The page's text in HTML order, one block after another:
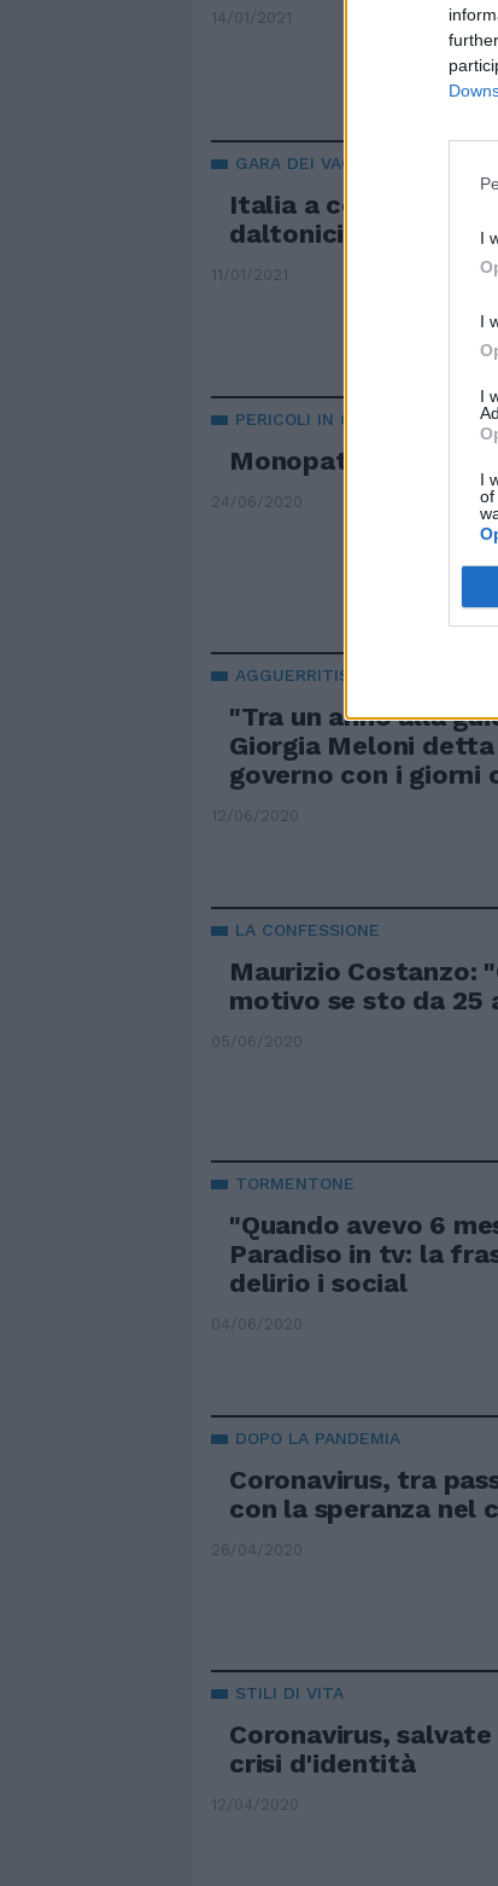
I
I
I
I
of
14/01/2021
GARA DEI VACCINI
Italia a colori senza
daltonici
11/01/2021
PERICOLI IN CITTÀ
Monopattini elettrici
24/06/2020
AGGUERRITISSIMA
"Tra un anno alla
Giorgia Meloni
governo con i giorni
12/06/2020
LA CONFESSIONE
Maurizio Costanzo:
motivo se sto da 25
05/06/2020
TORMENTONE
"Quando avevo 6
Paradiso in tv: la
delirio i social
04/06/2020
DOPO LA PANDEMIA
Coronavirus, tra
con la speranza nel
26/04/2020
STILI DI VITA
Coronavirus,
crisi d'identità
12/04/2020